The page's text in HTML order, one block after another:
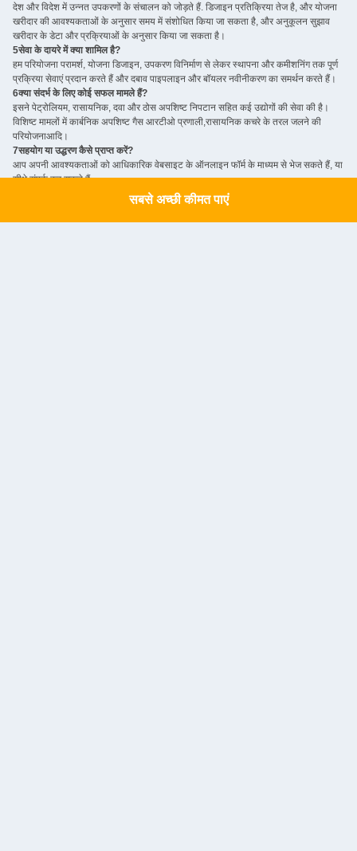
देश और विदेश में उन्नत उपकरणों के संचालन को जोड़ते हैं. डिजाइन प्रतिक्रिया तेज है, और योजना
खरीदार की आवश्यकताओं के अनुसार समय में संशोधित किया जा सकता है, और अनुकूलन सुझाव
खरीदार के डेटा और प्रक्रियाओं के अनुसार किया जा सकता है।
5सेवा के दायरे में क्या शामिल है?
हम परियोजना परामर्श, योजना डिजाइन, उपकरण विनिर्माण से लेकर स्थापना और कमीशनिंग तक पूर्ण
प्रक्रिया सेवाएं प्रदान करते हैं और दबाव पाइपलाइन और बॉयलर नवीनीकरण का समर्थन करते हैं।
6क्या संदर्भ के लिए कोई सफल मामले हैं?
इसने पेट्रोलियम, रासायनिक, दवा और ठोस अपशिष्ट निपटान सहित कई उद्योगों की सेवा की है।
विशिष्ट मामलों में कार्बनिक अपशिष्ट गैस आरटीओ प्रणाली,रासायनिक कचरे के तरल जलने की
परियोजनाआदि।
7सहयोग या उद्धरण कैसे प्राप्त करें?
आप अपनी आवश्यकताओं को आधिकारिक वेबसाइट के ऑनलाइन फॉर्म के माध्यम से भेज सकते हैं, या
सीधे संपर्क कर सकते हैंः
टेलीफोनः +86 15606162805 ; +86 0510-87418884
पताः चीन के जियांगसू प्रांत के यिक्सिंग शहर में शिनझुआंग औद्योगिक एकाग्रता क्षेत्र।
सबसे अच्छी कीमत पाएंGet a Quote